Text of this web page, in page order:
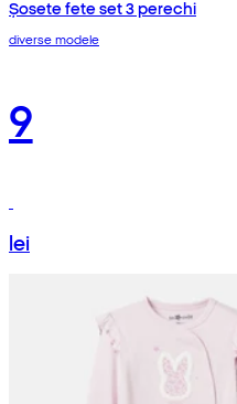
Șosete fete set 3 perechi
diverse modele
9
lei